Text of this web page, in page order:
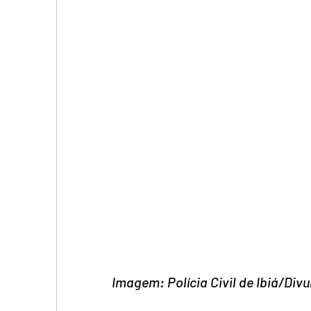
Imagem: Polícia Civil de Ibiá/